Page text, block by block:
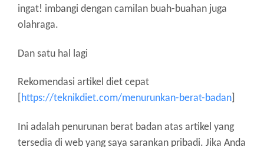
ingat! imbangi dengan camilan buah-buahan juga
olahraga.
Dan satu hal lagi
Rekomendasi artikel diet cepat
https://teknikdiet.com/menurunkan-berat-badan
Ini adalah penurunan berat badan atas artikel yang
tersedia di web yang saya sarankan pribadi. Jika Anda